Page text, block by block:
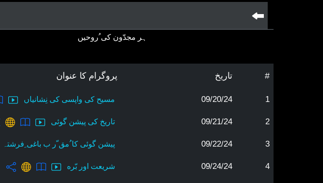
ہر مجدّون کی ُروحیں
# تاریخ پروگرام کا عنوان
1
09/20/24 مسیح کی واپسی کی نِشانیاں
2
09/21/24 تاریخ کی پیشن گوئی
3
09/22/24 پیشن گوئی کا ُمق ّر ب باغی ِفرشتہ
4
09/24/24 شریعت اور بّره